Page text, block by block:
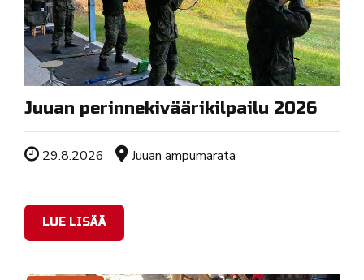
Juuan perinnekiväärikilpailu 2026
Tapahtuman ajankohta
29.8.2026 Sijainti
Juuan ampumarata
LUE LISÄÄ